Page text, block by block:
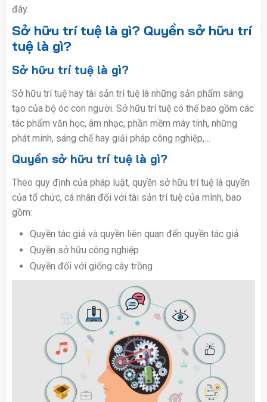
đây.
Sở hữu trí tuệ là gì? Quyền sở hữu trí
tuệ là gì?
Sở hữu trí tuệ là gì?
Sở hữu trí tuệ hay tài sản trí tuệ là những sản phẩm sáng
tạo của bộ óc con người. Sở hữu trí tuệ có thể bao gồm các
tác phẩm văn học, âm nhạc, phần mềm máy tính, những
phát minh, sáng chế hay giải pháp công nghiệp,…
Quyền sở hữu trí tuệ là gì?
Theo quy định của pháp luật, quyền sở hữu trí tuệ là quyền
của tổ chức, cá nhân đối với tài sản trí tuệ của mình, bao
gồm:
Quyền tác giả và quyền liên quan đến quyền tác giả
Quyền sở hữu công nghiệp
Quyền đối với giống cây trồng